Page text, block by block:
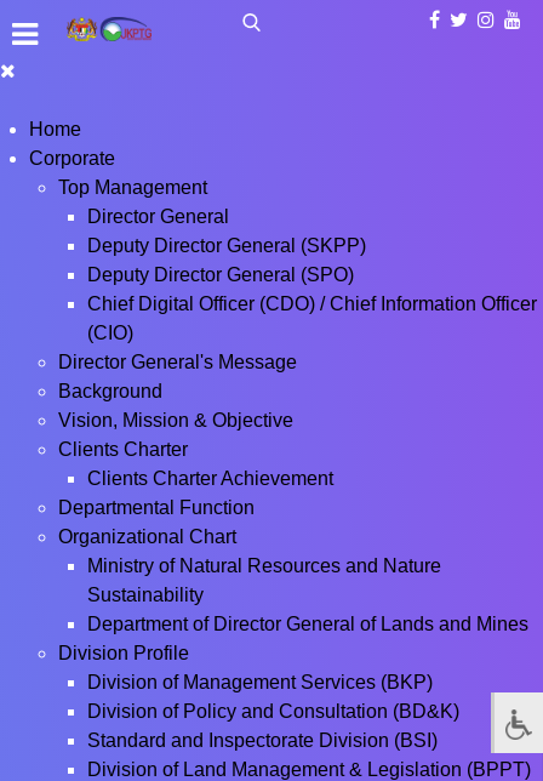
Home
Corporate
Top Management
Director General
Deputy Director General (SKPP)
Deputy Director General (SPO)
Chief Digital Officer (CDO) / Chief Information Officer
(CIO)
Director General's Message
Background
Vision, Mission & Objective
Clients Charter
Clients Charter Achievement
Departmental Function
Organizational Chart
Ministry of Natural Resources and Nature
Sustainability
Department of Director General of Lands and Mines
Division Profile
Division of Management Services (BKP)
Division of Policy and Consultation (BD&K)
Standard and Inspectorate Division (BSI)
Division of Land Management & Legislation (BPPT)